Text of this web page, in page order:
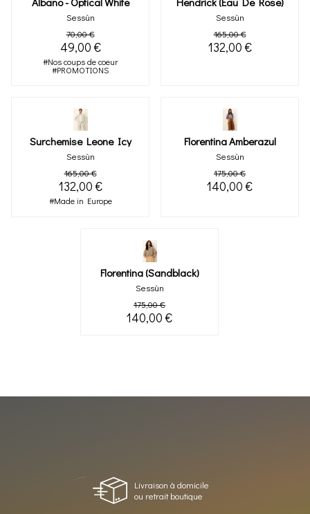
Sessùn
70,00 €
49,00 €
#Nos coups de coeur
#PROMOTIONS
Sessùn
165,00 €
132,00 €
Surchemise Leone Icy
Sessùn
165,00 €
132,00 €
#Made in Europe
Florentina Amberazul
Sessùn
175,00 €
140,00 €
Florentina (sandblack)
Sessùn
175,00 €
140,00 €
Livraison à domicile
ou retrait boutique